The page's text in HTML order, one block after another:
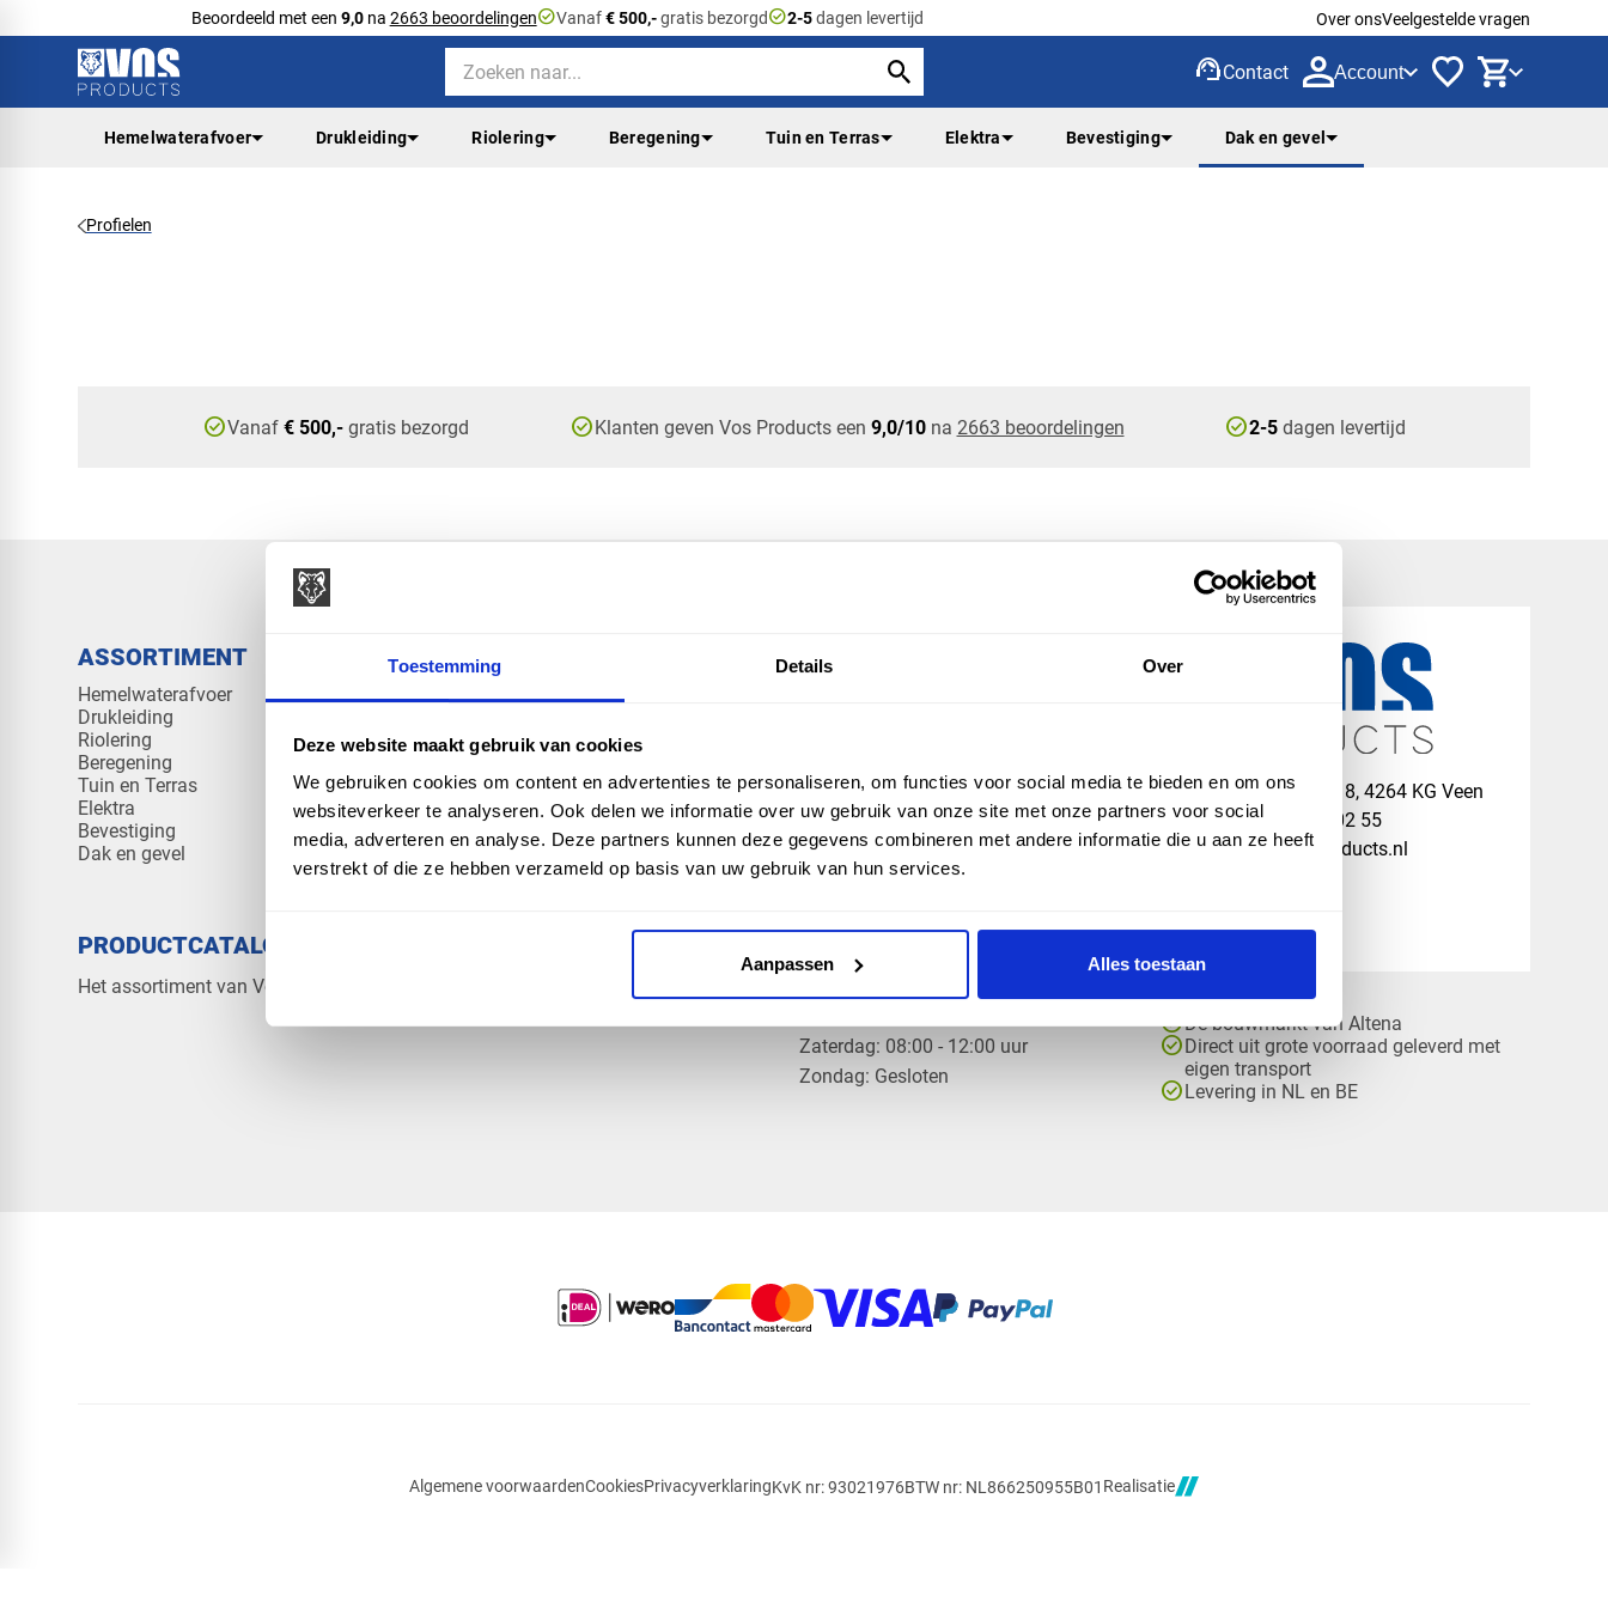
Toestemming Details Over
Deze website maakt gebruik van cookies
We gebruiken cookies om content en advertenties te personaliseren, om functies voor social media te bieden en om ons
websiteverkeer te analyseren. Ook delen we informatie over uw gebruik van onze site met onze partners voor social
media, adverteren en analyse. Deze partners kunnen deze gegevens combineren met andere informatie die u aan ze heeft
verstrekt of die ze hebben verzameld op basis van uw gebruik van hun services.
Aanpassen Alles toestaan
Beoordeeld met een 9,0na 2663 beoordelingencheck_circleVanaf€ 500,-gratis bezorgdcheck_circle2-5dagen levertijd Over onsVeelgestelde vragen
support_agentContact Account
Hemelwaterafvoer Drukleiding Riolering Beregening Tuin en Terras Elektra Bevestiging Dak en gevel
Profielen
check_circleVanaf € 500,-gratis bezorgd check_circleKlanten geven Vos Products een 9,0/10na 2663 beoordelingen check_circle2-5 dagen levertijd
ASSORTIMENT
Hemelwaterafvoer
Drukleiding
Riolering
Beregening
Tuin en Terras
Elektra
Bevestiging
Dak en gevel
KENNIS EN HULP
Klantenservice
Veelgestelde vragen
ZAKELIJK
PRODUCTCATALOGUS 2026
Het assortiment van Vos Products
​Zaterdag: 08:00 - 12:00 uur
​Zondag: Gesloten
map Veensesteeg 8, 4264 KG Veen
phone_enabled +31 416 75 02 55
mail info@vosproducts.nl
check_circleDé bouwmarkt van Altena
check_circle Direct uit grote voorraad geleverd met
eigen transport
check_circle Levering in NL en BE
Algemene voorwaardenCookiesPrivacyverklaringKvK nr: 93021976BTW nr: NL866250955B01 Realisatie